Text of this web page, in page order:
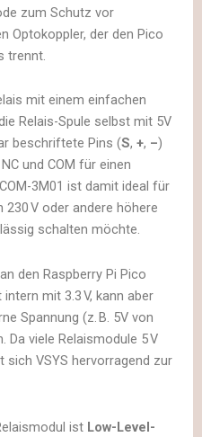
zum Schutz vor
Optokoppler, der den Pico
trennt.
mit einem einfachen
Relais-Spule selbst mit 5V
beschriftete Pins (S, +, –)
und COM für einen
3M01 ist damit ideal für
230 V oder andere höhere
schalten möchte.
den Raspberry Pi Pico
mit 3.3 V, kann aber
Spannung (z. B. 5V von
Da viele Relaismodule 5 V
sich VSYS hervorragend zur
ist Low-Level-